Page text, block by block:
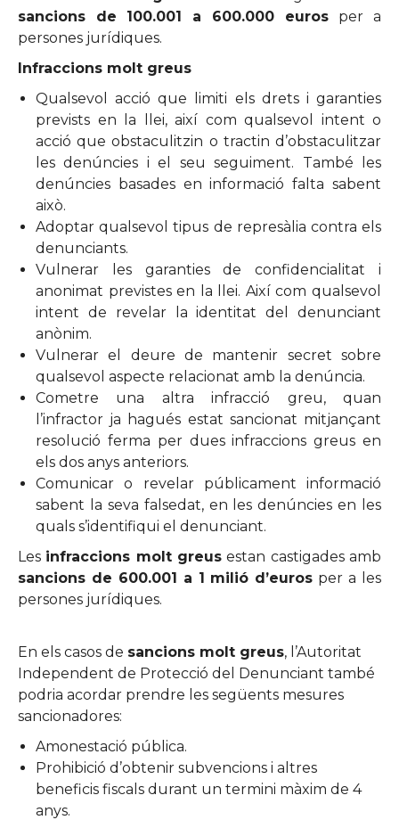
sancions de 100.001 a 600.000 euros per a
persones jurídiques.
Infraccions molt greus
Qualsevol acció que limiti els drets i garanties
prevists en la llei, així com qualsevol intent o
acció que obstaculitzin o tractin d’obstaculitzar
les denúncies i el seu seguiment. També les
denúncies basades en informació falta sabent
això.
Adoptar qualsevol tipus de represàlia contra els
denunciants.
Vulnerar les garanties de confidencialitat i
anonimat previstes en la llei. Així com qualsevol
intent de revelar la identitat del denunciant
anònim.
Vulnerar el deure de mantenir secret sobre
qualsevol aspecte relacionat amb la denúncia.
Cometre una altra infracció greu, quan
l’infractor ja hagués estat sancionat mitjançant
resolució ferma per dues infraccions greus en
els dos anys anteriors.
Comunicar o revelar públicament informació
sabent la seva falsedat, en les denúncies en les
quals s’identifiqui el denunciant.
Les infraccions molt greus estan castigades amb
sancions de 600.001 a 1 milió d’euros per a les
persones jurídiques.
En els casos de sancions molt greus, l’Autoritat
Independent de Protecció del Denunciant també
podria acordar prendre les següents mesures
sancionadores:
Amonestació pública.
Prohibició d’obtenir subvencions i altres
beneficis fiscals durant un termini màxim de 4
anys.